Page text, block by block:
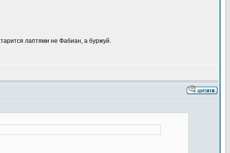
лаптями не Фабиан, а буржуй.